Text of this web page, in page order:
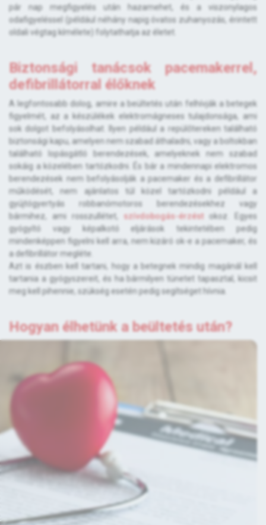
pár nap megfigyelés után hazamehet, és a viszonylagos
odafigyeléssel (például néhány napig óvatos zuhanyozás, érintett
oldali végtag kímélete) folytathatja az életet.
Biztonsági tanácsok pacemakerrel,
defibrillátorral élőknek
A legfontosabb dolog, amire a beültetés után felhívják a betegek
figyelmét, az a készülékek elektromágneses tulajdonsága, ami
sok dolgot befolyásolhat. Ilyen például a repülőtereken található
biztonsági kapu, amelyen nem szabad áthaladni, vagy a boltokban
található lopásgátló berendezések, amelyeknek nem szabad
sokáig a közelében tartózkodni. És bár a mindennapi elektromos
berendezések nem befolyásolják a pacemaker és a defibrillátor
működését, nem ajánlatos túl közel tartózkodni például a
gyújtógyertyás robbanómotoros berendezésekhez vagy
bármihez, ami rosszullétet, szívdobogás-érzést okoz. Egyes
gyógyító vagy képalkotó eljárások tekintetében pedig
mindenképpen figyelni kell arra, nem kizáró ok-e a pacemaker, és
a defibrillátor megléte.
Azt is észben kell tartani, hogy a betegnek mindig magánál kell
tartania a gyógyszereit, és ha bármilyen tünetet tapasztal, kicsit
meg kell pihennie, szükség esetén pedig segítséget hívnia.
Hogyan élhetünk a beültetés után?